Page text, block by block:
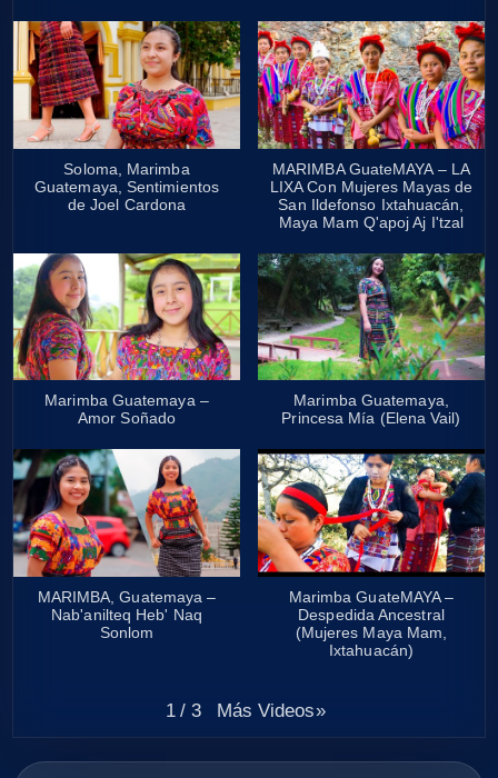
Soloma, Marimba
Guatemaya, Sentimientos
de Joel Cardona
MARIMBA GuateMAYA – LA
LIXA Con Mujeres Mayas de
San Ildefonso Ixtahuacán,
Maya Mam Q'apoj Aj I'tzal
Marimba Guatemaya –
Amor Soñado
Marimba Guatemaya,
Princesa Mía (Elena Vail)
MARIMBA, Guatemaya –
Nab'anilteq Heb' Naq
Sonlom
Marimba GuateMAYA –
Despedida Ancestral
(Mujeres Maya Mam,
Ixtahuacán)
1 / 3 Más Videos»